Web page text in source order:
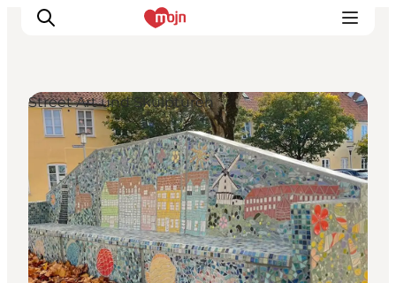
Erlebnisse
Städte und Regionen
Events
Übernachtung
Plane deine Reise
Booking
Street Art und Skulpturen